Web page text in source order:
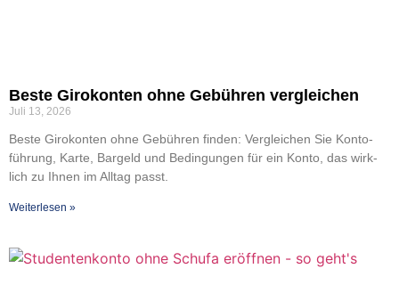
Bes­te Giro­kon­ten ohne Gebüh­ren ver­glei­chen
Juli 13, 2026
Bes­te Giro­kon­ten ohne Gebüh­ren fin­den: Ver­glei­chen Sie Kon­to­
füh­rung, Kar­te, Bar­geld und Bedin­gun­gen für ein Kon­to, das wirk­
lich zu Ihnen im All­tag passt.
Wei­ter­le­sen »